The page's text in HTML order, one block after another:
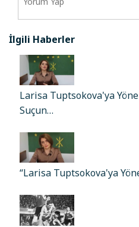
İlgili Haberler
Larisa Tuptsokova'ya
Suçun…
“Larisa Tuptsokova'ya